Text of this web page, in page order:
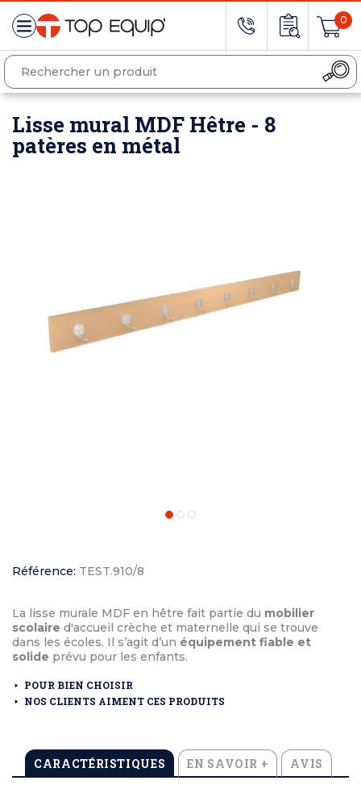
0
Lisse mural MDF Hêtre - 8
patères en métal
Référence: TEST.910/8
La lisse murale MDF en hêtre fait partie du mobilier
scolaire d'accueil crèche et maternelle qui se trouve
dans les écoles. Il s’agit d’un équipement fiable et
solide prévu pour les enfants.
POUR BIEN CHOISIR
NOS CLIENTS AIMENT CES PRODUITS
CARACTÉRISTIQUES EN SAVOIR + AVIS